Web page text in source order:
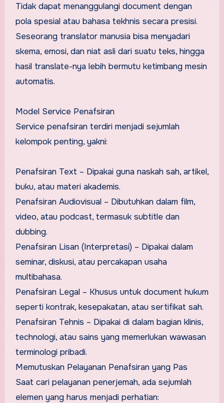
Tidak dapat menanggulangi document dengan
pola spesial atau bahasa tekhnis secara presisi.
Seseorang translator manusia bisa menyadari
skema, emosi, dan niat asli dari suatu teks, hingga
hasil translate-nya lebih bermutu ketimbang mesin
automatis.
Model Service Penafsiran
Service penafsiran terdiri menjadi sejumlah
kelompok penting, yakni:
Penafsiran Text – Dipakai guna naskah sah, artikel,
buku, atau materi akademis.
Penafsiran Audiovisual – Dibutuhkan dalam film,
video, atau podcast, termasuk subtitle dan
dubbing.
Penafsiran Lisan (Interpretasi) – Dipakai dalam
seminar, diskusi, atau percakapan usaha
multibahasa.
Penafsiran Legal – Khusus untuk document hukum
seperti kontrak, kesepakatan, atau sertifikat sah.
Penafsiran Tehnis – Dipakai di dalam bagian klinis,
technologi, atau sains yang memerlukan wawasan
terminologi pribadi.
Memutuskan Pelayanan Penafsiran yang Pas
Saat cari pelayanan penerjemah, ada sejumlah
elemen yang harus menjadi perhatian: